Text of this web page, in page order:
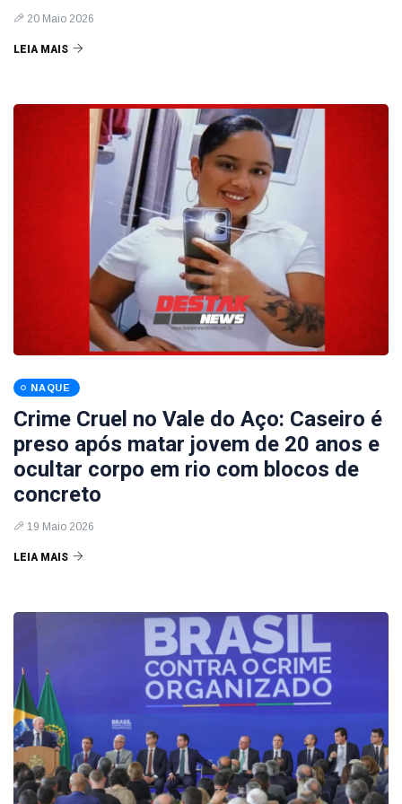
20 Maio 2026
LEIA MAIS
NAQUE
Crime Cruel no Vale do Aço: Caseiro é
preso após matar jovem de 20 anos e
ocultar corpo em rio com blocos de
concreto
19 Maio 2026
LEIA MAIS